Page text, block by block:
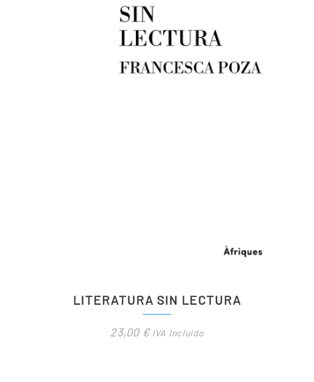
LITERATURA SIN LECTURA
23,00 € IVA Incluido